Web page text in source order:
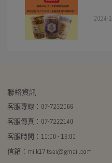
2024-
聯絡資訊
客服專線：07-7232066
客服傳真：07-7222140
客服時間：10:00 - 18:00
信箱：milk17.tsai@gmail.com